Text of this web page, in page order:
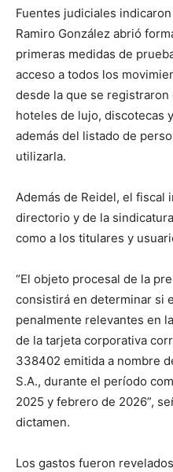
Fuentes judiciales
Ramiro González abrió
primeras medidas de
acceso a todos los
desde la que se
hoteles de lujo, discotecas
además del listado de
utilizarla.
Además de Reidel, el fiscal
directorio y de la
como a los titulares y
“El objeto procesal de la
consistirá en determinar si
penalmente relevantes en
de la tarjeta corporativa
338402 emitida a nombre
S.A., durante el período
2025 y febrero de 2026”,
dictamen.
Los gastos fueron